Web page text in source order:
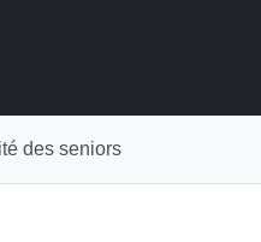
des seniors